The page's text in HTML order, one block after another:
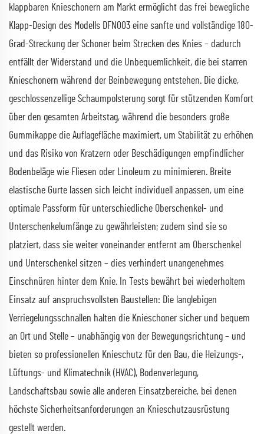
klappbaren Knieschonern am Markt ermöglicht das frei bewegliche
Klapp-Design des Modells DFN003 eine sanfte und vollständige 180-
Grad-Streckung der Schoner beim Strecken des Knies – dadurch
entfällt der Widerstand und die Unbequemlichkeit, die bei starren
Knieschonern während der Beinbewegung entstehen. Die dicke,
geschlossenzellige Schaumpolsterung sorgt für stützenden Komfort
über den gesamten Arbeitstag, während die besonders große
Gummikappe die Auflagefläche maximiert, um Stabilität zu erhöhen
und das Risiko von Kratzern oder Beschädigungen empfindlicher
Bodenbeläge wie Fliesen oder Linoleum zu minimieren. Breite
elastische Gurte lassen sich leicht individuell anpassen, um eine
optimale Passform für unterschiedliche Oberschenkel- und
Unterschenkelumfänge zu gewährleisten; zudem sind sie so
platziert, dass sie weiter voneinander entfernt am Oberschenkel
und Unterschenkel sitzen – dies verhindert unangenehmes
Einschnüren hinter dem Knie. In Tests bewährt bei wiederholtem
Einsatz auf anspruchsvollsten Baustellen: Die langlebigen
Verriegelungsschnallen halten die Knieschoner sicher und bequem
an Ort und Stelle – unabhängig von der Bewegungsrichtung – und
bieten so professionellen Knieschutz für den Bau, die Heizungs-,
Lüftungs- und Klimatechnik (HVAC), Bodenverlegung,
Landschaftsbau sowie alle anderen Einsatzbereiche, bei denen
höchste Sicherheitsanforderungen an Knieschutzausrüstung
gestellt werden.